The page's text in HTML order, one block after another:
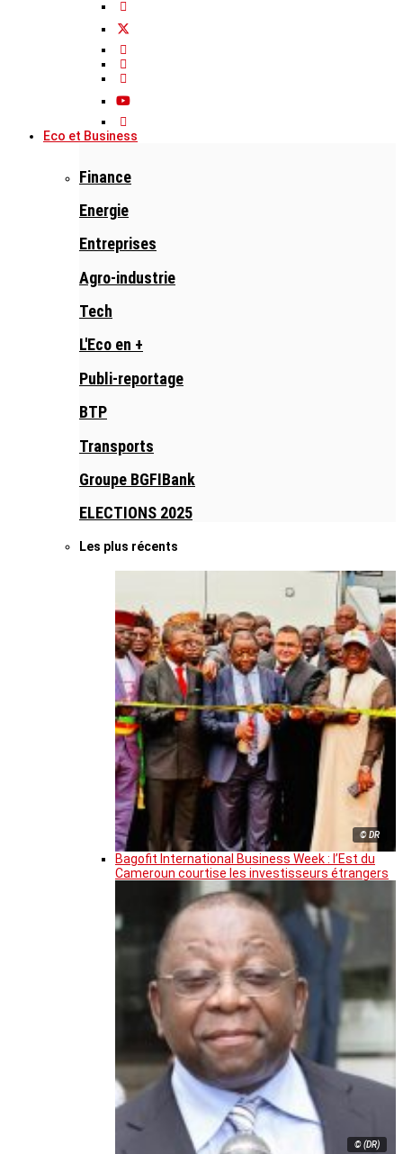
Eco et Business
Finance
Energie
Entreprises
Agro-industrie
Tech
L'Eco en +
Publi-reportage
BTP
Transports
Groupe BGFIBank
ELECTIONS 2025
Les plus récents
© DR
Bagofit International Business Week : l’Est du
Cameroun courtise les investisseurs étrangers
© (DR)